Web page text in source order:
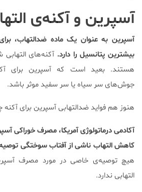
آسپرین و آکنه‌ی
آسپرین به عنوان یک ماده ضدالتهاب،
بیشترین پتانسیل را دارد. آکنه‌های
هستند. بعید است که آسپرین برای
جوش‌های سر سیاه یا سر سفید موثر باشد.
هنوز هم فواید ضدالتهابی آسپرین برای
آکادمی درماتولوژی آمریکا، مصرف خوراکی
کاهش التهاب ناشی از آفتاب سوختگی
هیچ توصیه‌ی خاصی در مورد مصرف
التهابی ندارد.